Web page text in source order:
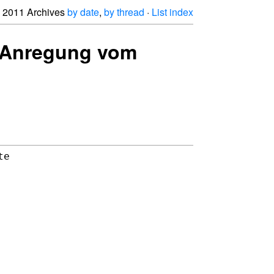
2011 Archivesby date, by thread · List index
vom